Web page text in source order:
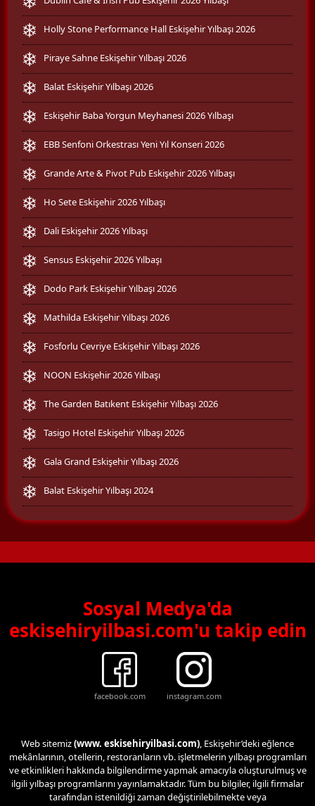
Holly Stone Performance Hall Eskişehir Yılbaşı 2026
Piraye Sahne Eskişehir Yılbaşı 2026
Balat Eskişehir Yılbaşı 2026
Eskişehir Baba Yorgun Meyhanesi 2026 Yılbaşı
EBB Senfoni Orkestrası Yeni Yıl Konseri 2026
Grande Arte & Pivot Pub Eskişehir 2026 Yılbaşı
Ho Sete Eskişehir 2026 Yılbaşı
Dali Eskişehir 2026 Yılbaşı
Sensus Eskişehir 2026 Yılbaşı
Dodo Park Eskişehir Yılbaşı 2026
Mathilda Eskişehir Yılbaşı 2026
Fosforlu Cevriye Eskişehir Yılbaşı 2026
NOON Eskişehir 2026 Yılbaşı
The Garden Batıkent Eskişehir Yılbaşı 2026
Tasigo Hotel Eskişehir Yılbaşı 2026
Gala Grand Eskişehir Yılbaşı 2026
Balat Eskişehir Yılbaşı 2024
Sosyal Medya'da
eskisehiryilbasi.com'u takip edin
facebook.com instagram.com
Web sitemiz(www. eskisehiryilbasi.com), Eskişehir’deki eğlence
mekânlarının, otellerin, restoranların vb. işletmelerin yılbaşı programları
ve etkinlikleri hakkında bilgilendirme yapmak amacıyla oluşturulmuş ve
ilgili yılbaşı programlarını yayınlamaktadır. Tüm bu bilgiler, ilgili firmalar
tarafından istenildiği zaman değiştirilebilmekte veya